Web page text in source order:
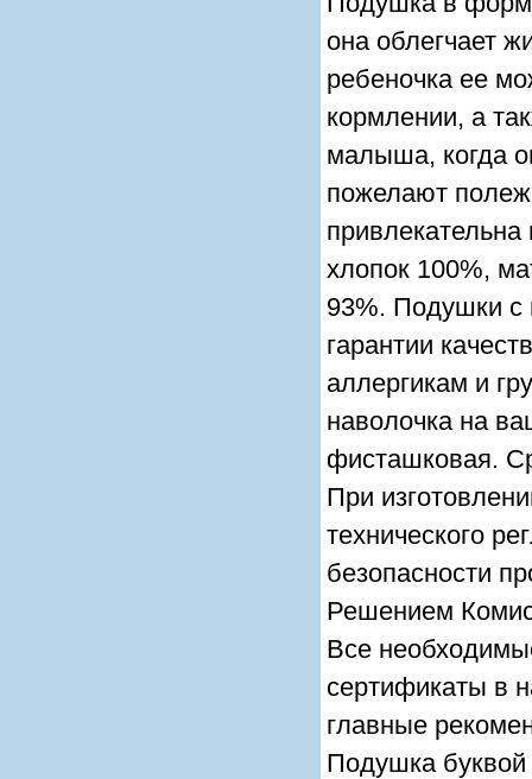
она облегчает
ребеночка ее
кормлении, а
малыша, когда
пожелают
хлопок 100%,
93%. Подушки с
гарантии
аллергикам и
наволочка на
фисташковая.
При
технического
безопасности
Решением
Все
сертификаты в
главные
Подушка